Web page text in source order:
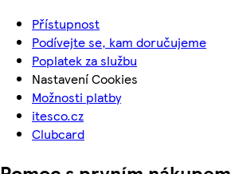
Přístupnost
Podívejte se, kam doručujeme
Poplatek za službu
Nastavení Cookies
Možnosti platby
itesco.cz
Clubcard